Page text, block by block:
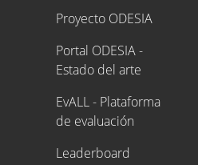
Proyecto ODESIA
Proyecto ODESIA
Portal ODESIA -
Estado del arte
EvALL - Plataforma
de evaluación
Leaderboard